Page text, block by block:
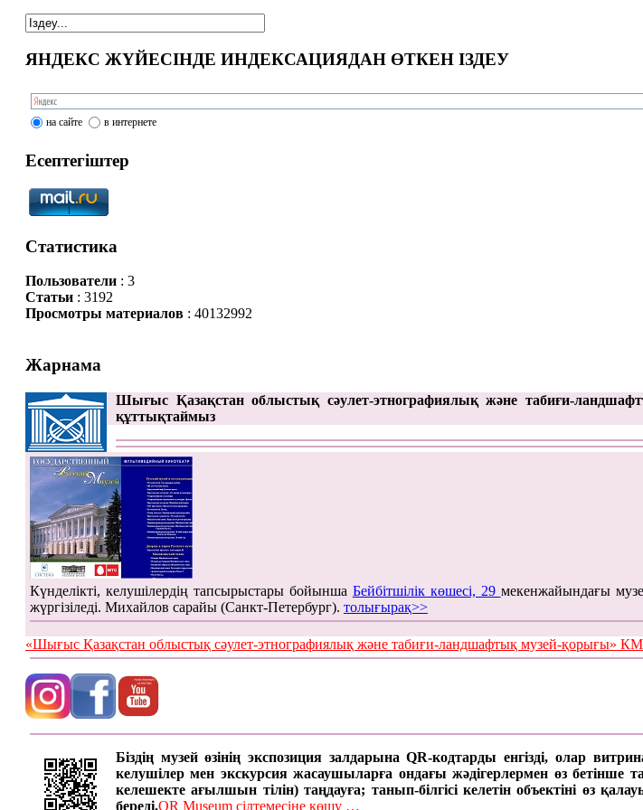
ЯНДЕКС ЖҮЙЕСІНДЕ ИНДЕКСАЦИЯДАН ӨТКЕН ІЗДЕУ
на сайте в интернете
Есептегіштер
Статистика
Пользователи: 3
Статьи: 3192
Просмотры материалов: 40132992
Жарнама
Шығыс Қазақстан облыстық сәулет-этнографиялық және табиғи-
құттықтаймыз
Күнделікті, келушілердің тапсырыстары бойынша Бейбітшілік көшесі, 29 мекенжайындағы
жүргізіледі. Михайлов сарайы (Санкт-Петербург). толығырақ>>
«Шығыс Қазақстан облыстық сәулет-этнографиялық және табиғи-ландшафтық музей-
Біздің музей өзінің экспозиция залдарына QR-кодтарды енгізді, олар
келушілер мен экскурсия жасаушыларға ондағы жәдігерлермен өз бетінше
келешекте ағылшын тілін) таңдауға; танып-білгісі келетін объектіні өз
береді.QR Museum сілтемесіне көшу …